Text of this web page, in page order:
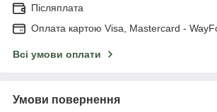
Післяплата
Оплата картою Visa, Mastercard -
Всі умови оплати
Умови повернення